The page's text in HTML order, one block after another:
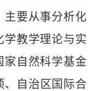
主要从事分析化
学教学理论与实
家自然科学基金
、自治区国际合